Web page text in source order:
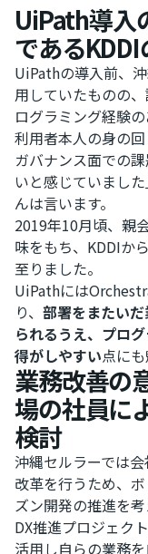
UiPath導入
である
UiPathの導入前、
用していたものの
ログラミング経験の
利用者本人の身の
ガバナンス面での
いと感じていまし
んは言います。
2019年10月頃、親
味をもち、KDDIか
至りました。
UiPathには
り、 部署をまたい
られるうえ、プロ
得がしやすい点に
業務改善の
場の社員に
検討
沖縄セルラーでは
改革を行うため、
ズン開発の推進を
DX推進プロジェク
活用し自らの業務